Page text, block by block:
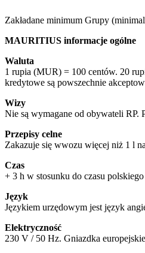
Zakładane minimum Grupy
MAURITIUS informacje ogólne
Waluta
1 rupia (MUR) = 100 centów. 20
kredytowe są powszechnie
Wizy
Nie są wymagane od obywateli RP.
Przepisy celne
Zakazuje się wwozu więcej niż 1 l
Czas
+ 3 h w stosunku do czasu
Język
Językiem urzędowym jest język
Elektryczność
230 V / 50 Hz. Gniazdka